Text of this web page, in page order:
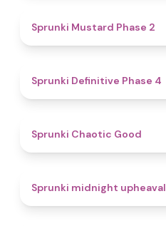
Sprunki Mustard Phase 2
Sprunki Definitive Phase 4
Sprunki Chaotic Good
Sprunki midnight upheaval